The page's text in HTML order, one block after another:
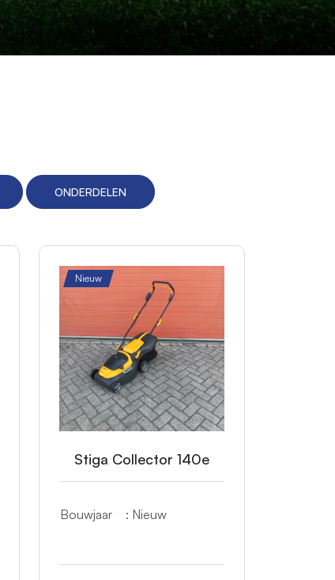
ONDERDELEN
Nieuw
Stiga Collector 140e
Bouwjaar : Nieuw